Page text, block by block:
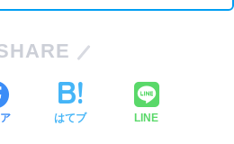
はてブ LINE